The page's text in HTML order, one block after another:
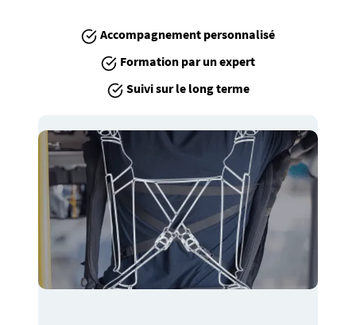
Accompagnement personnalisé
Formation par un expert
Suivi sur le long terme